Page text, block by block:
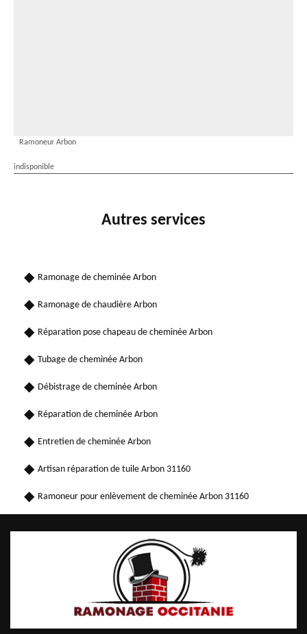
Ramoneur Arbon
indisponible
Autres services
Ramonage de cheminée Arbon
Ramonage de chaudière Arbon
Réparation pose chapeau de cheminée Arbon
Tubage de cheminée Arbon
Débistrage de cheminée Arbon
Réparation de cheminée Arbon
Entretien de cheminée Arbon
Artisan réparation de tuile Arbon 31160
Ramoneur pour enlèvement de cheminée Arbon 31160